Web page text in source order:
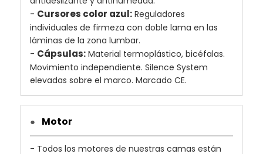
- Cursores color azul: Reguladores
individuales de firmeza con doble lama en las
láminas de la zona lumbar.
- Cápsulas: Material termoplástico, bicéfalas.
Movimiento independiente. Silence System
elevadas sobre el marco. Marcado CE.
● Motor
- Todos los motores de nuestras camas están